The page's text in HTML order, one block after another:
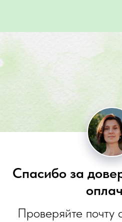
Спасибо за
Проверяйте почту